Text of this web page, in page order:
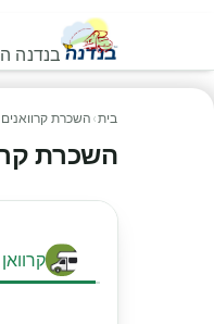
בנדנה
בית› השכרת
השכרת
קרוואן